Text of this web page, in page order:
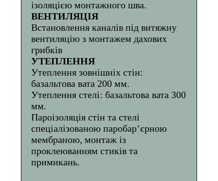
ізоляцією монтажного шва.
ВЕНТИЛЯЦІЯ
Встановлення каналів під витяжну
вентиляцію з монтажем дахових
грибків
УТЕПЛЕННЯ
Утеплення зовнішніх стін:
базальтова вата 200 мм.
Утеплення стелі: базальтова вата 300
мм.
Пароізоляція стін та стелі
спеціалізованою паробар’єрною
мембраною, монтаж із
проклеюванням стиків та
примикань.